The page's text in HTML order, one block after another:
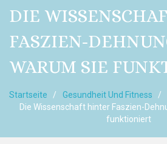
DIE
FASZIEN-
WARUM SIE
Startseite
Gesundheit Und Fitness
Die Wissenschaft hinter Faszien-
funktioniert